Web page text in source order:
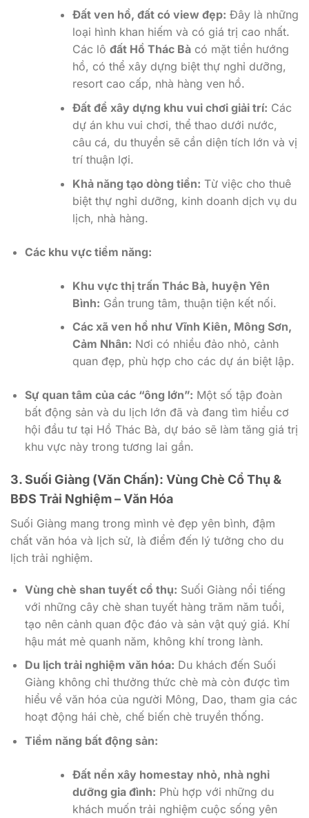
Đất ven hồ, đất có view đẹp: Đây là những
loại hình khan hiếm và có giá trị cao nhất.
Các lô đất Hồ Thác Bàcó mặt tiền hướng
hồ, có thể xây dựng biệt thự nghỉ dưỡng,
resort cao cấp, nhà hàng ven hồ.
Đất để xây dựng khu vui chơi giải trí: Các
dự án khu vui chơi, thể thao dưới nước,
câu cá, du thuyền sẽ cần diện tích lớn và vị
trí thuận lợi.
Khả năng tạo dòng tiền: Từ việc cho thuê
biệt thự nghỉ dưỡng, kinh doanh dịch vụ du
lịch, nhà hàng.
Các khu vực tiềm năng:
Khu vực thị trấn Thác Bà, huyện Yên
Bình: Gần trung tâm, thuận tiện kết nối.
Các xã ven hồ như Vĩnh Kiên, Mông Sơn,
Cảm Nhân: Nơi có nhiều đảo nhỏ, cảnh
quan đẹp, phù hợp cho các dự án biệt lập.
Sự quan tâm của các “ông lớn”: Một số tập đoàn
bất động sản và du lịch lớn đã và đang tìm hiểu cơ
hội đầu tư tại Hồ Thác Bà, dự báo sẽ làm tăng giá trị
khu vực này trong tương lai gần.
3. Suối Giàng (Văn Chấn): Vùng Chè Cổ Thụ &
BĐS Trải Nghiệm – Văn Hóa
Suối Giàng mang trong mình vẻ đẹp yên bình, đậm
chất văn hóa và lịch sử, là điểm đến lý tưởng cho du
lịch trải nghiệm.
Vùng chè shan tuyết cổ thụ: Suối Giàng nổi tiếng
với những cây chè shan tuyết hàng trăm năm tuổi,
tạo nên cảnh quan độc đáo và sản vật quý giá. Khí
hậu mát mẻ quanh năm, không khí trong lành.
Du lịch trải nghiệm văn hóa: Du khách đến Suối
Giàng không chỉ thưởng thức chè mà còn được tìm
hiểu về văn hóa của người Mông, Dao, tham gia các
hoạt động hái chè, chế biến chè truyền thống.
Tiềm năng bất động sản:
Đất nền xây homestay nhỏ, nhà nghỉ
dưỡng gia đình: Phù hợp với những du
khách muốn trải nghiệm cuộc sống yên